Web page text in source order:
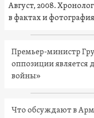
Август, 2008.
в фактах и
Премьер-министр
оппозиции является
войны»
Что обсуждают в